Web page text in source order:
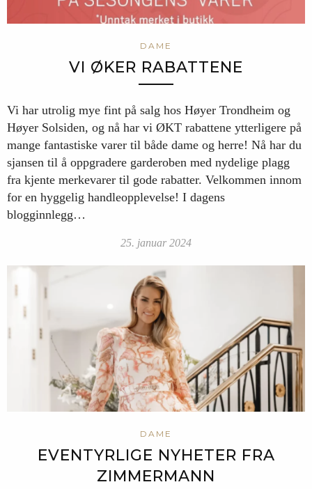
DAME
VI ØKER RABATTENE
Vi har utrolig mye fint på salg hos Høyer Trondheim og
Høyer Solsiden, og nå har vi ØKT rabattene ytterligere på
mange fantastiske varer til både dame og herre! Nå har du
sjansen til å oppgradere garderoben med nydelige plagg
fra kjente merkevarer til gode rabatter. Velkommen innom
for en hyggelig handleopplevelse! I dagens
blogginnlegg…
25. januar 2024
DAME
EVENTYRLIGE NYHETER FRA
ZIMMERMANN